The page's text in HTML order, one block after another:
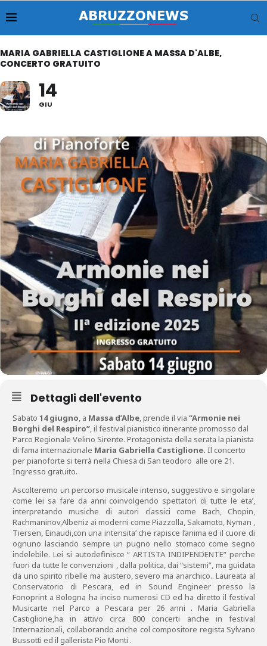
MARIA GABRIELLA CASTIGLIONE A MASSA D'ALBE,
CONCERTO GRATUITO
14
GIU
Dettagli dell'evento
Sabato 14 giugno, a Massa d’Albe, prende il via “Armonie nei
Borghi del Respiro”, il festival pianistico itinerante promosso dal
Parco Regionale Velino Sirente. Protagonista della serata la pianista
di fama internazionale Maria Gabriella Castiglione. Il concerto
per pianoforte si terrà nella Chiesa di San teodoro alle ore 21.
Ingresso gratuito.
Ascolteremo un percorso musicale intenso, suggestivo e singolare
come lei sa fare da anni coinvolgendo spettatori di tutte le eta’,
interpretando musiche di autori classici come Bach, Chopin,
Rachmaninov,Albeniz ai moderni come Piazzolla, Sakamoto, Nyman ,
Tiersen, Einaudi,con una intensita’ che rapisce l’anima ed il cuore di
ognuno lasciando sempre un pugno nello stomaco come segno
indelebile. Lei si autodefinisce “ ARTISTA INDIPENDENTE” perche
fuori da tutte le convenzioni , dalla politica, dai “sistemi”, ma guidata
da uno spirito ribelle ma austero, severo ma anarchico.. Laureata al
Conservatorio di Pescara, ed in Sound Engineer presso la
Fonoprint a Bologna ha inciso numerosi CD ed ha diretto il festival
Musicarte nel Parco a Pescara per 26 anni . Maria Gabriella
Castiglione,ha in attivo circa 800 concerti anche in festival
Internazionali, collaborando anche col compositore regista Sylvano
Bussotti ed il gallerista Pio Monti .